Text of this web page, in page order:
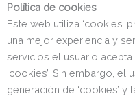
Política de cookies
Este web utiliza ‘cookies’
una mejor experiencia y
servicios el usuario
‘cookies’. Sin embargo,
generación de ‘cookies’ y